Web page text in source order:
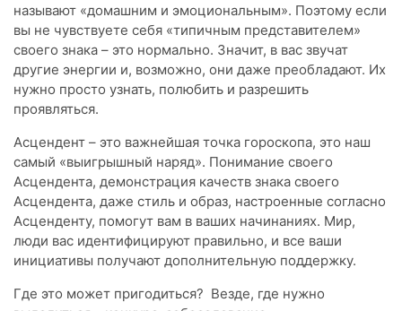
называют «домашним и эмоциональным». Поэтому если
вы не чувствуете себя «типичным представителем»
своего знака – это нормально. Значит, в вас звучат
другие энергии и, возможно, они даже преобладают. Их
нужно просто узнать, полюбить и разрешить
проявляться.
Асцендент – это важнейшая точка гороскопа, это наш
самый «выигрышный наряд». Понимание своего
Асцендента, демонстрация качеств знака своего
Асцендента, даже стиль и образ, настроенные согласно
Асценденту, помогут вам в ваших начинаниях. Мир,
люди вас идентифицируют правильно, и все ваши
инициативы получают дополнительную поддержку.
Где это может пригодиться? Везде, где нужно